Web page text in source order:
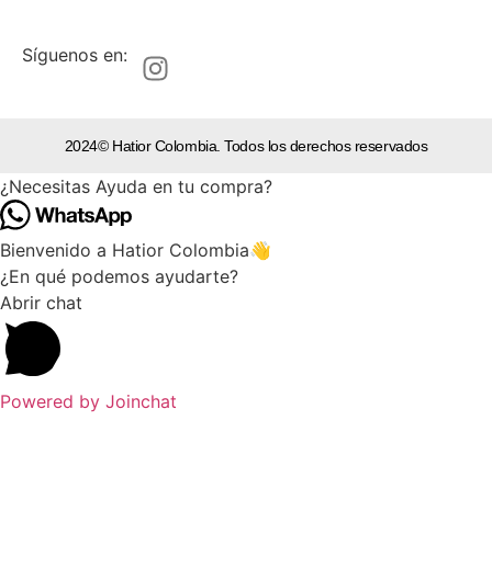
Síguenos en:
2024© Hatior Colombia. Todos los derechos reservados
¿Necesitas Ayuda en tu compra?
Bienvenido a Hatior Colombia👋
¿En qué podemos ayudarte?
Abrir chat
Powered by Joinchat